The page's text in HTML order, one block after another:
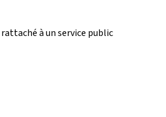
à un service public